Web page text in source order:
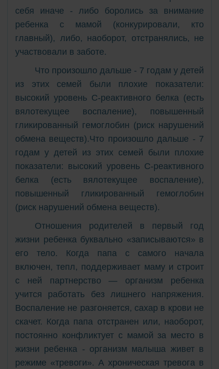
себя иначе - либо боролись за внимание
ребенка с мамой (конкурировали, кто
главный), либо, наоборот, отстранялись, не
участвовали в заботе.
Что произошло дальше - 7 годам у детей
из этих семей были плохие показатели:
высокий уровень С-реактивного белка (есть
вялотекущее воспаление), повышенный
гликированный гемоглобин (риск нарушений
обмена веществ).Что произошло дальше - 7
годам у детей из этих семей были плохие
показатели: высокий уровень С-реактивного
белка (есть вялотекущее воспаление),
повышенный гликированный гемоглобин
(риск нарушений обмена веществ).
Отношения родителей в первый год
жизни ребенка буквально «записываются» в
его тело. Когда папа с самого начала
включен, тепл, поддерживает маму и строит
с ней партнерство — организм ребенка
учится работать без лишнего напряжения.
Воспаление не разгоняется, сахар в крови не
скачет. Когда папа отстранен или, наоборот,
постоянно конфликтует с мамой за место в
жизни ребенка - организм малыша живет в
режиме «тревоги». А хроническая тревога в